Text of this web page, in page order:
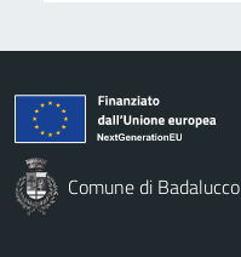
Comune di Badalucco